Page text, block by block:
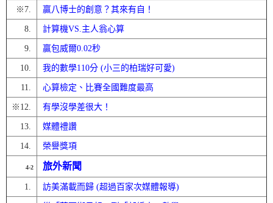
※ 7. 贏八博士的創意？其來有自！
8. 計算機VS.主人翁心算
9. 贏包威爾0.02秒
10. 我的數學110分 (小三的柏瑞好可愛)
11. 心算檢定、比賽全國難度最高
※ 12. 有學沒學差很大！
13. 媒體禮讚
14. 榮譽獎項
4-2 旅外新聞
1. 訪美滿載而歸 (超過百家次媒體報導)